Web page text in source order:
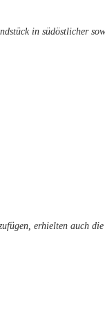
in südöstlicher
erhielten auch